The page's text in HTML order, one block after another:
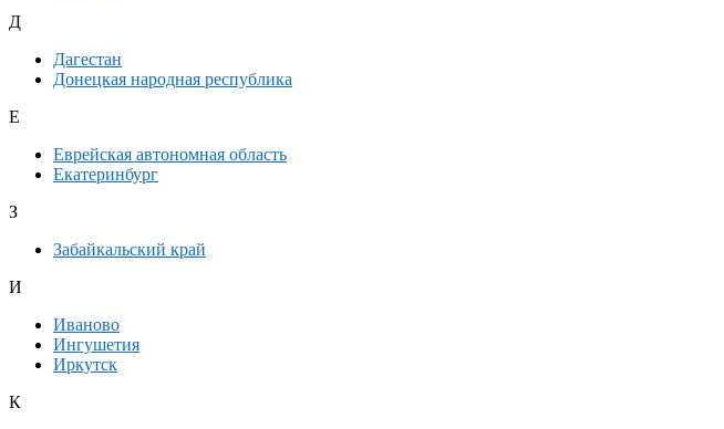
Д
Дагестан
Донецкая народная республика
Е
Еврейская автономная область
Екатеринбург
З
Забайкальский край
И
Иваново
Ингушетия
Иркутск
К